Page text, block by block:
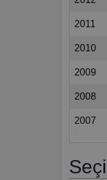
2011
2010
2009
2008
2007